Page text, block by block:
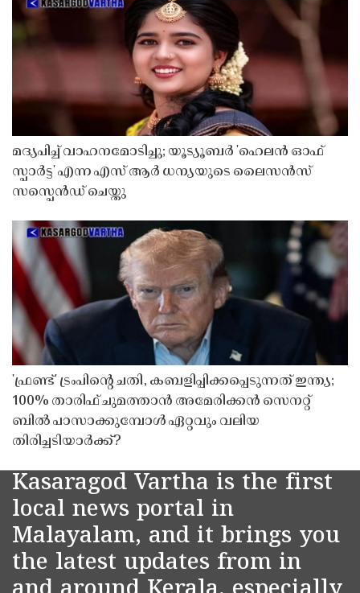
മദ്യപിച്ച് വാഹനമോടിച്ചു; യൂട്യൂബർ 'ഹെലൻ ഓഫ്
സ്പാർട്ട' എന്ന എസ് ആർ ധന്യയുടെ ലൈസൻസ്
സസ്പെൻഡ് ചെയ്തു ​​​​​​​
'ഫ്രണ്ട്' ട്രംപിന്റെ ചതി, കബളിപ്പിക്കപ്പെടുന്നത് ഇന്ത്യ;
100% താരിഫ് ചുമത്താൻ അമേരിക്കൻ സെനറ്റ്
ബിൽ പാസാക്കുമ്പോൾ ഏറ്റവും വലിയ
തിരിച്ചടിയാർക്ക്?
Kasaragod Vartha is the first
local news portal in
Malayalam, and it brings you
the latest updates from in